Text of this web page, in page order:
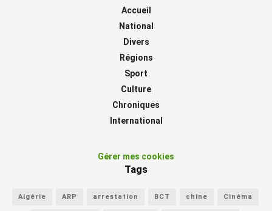
Accueil
National
Divers
Régions
Sport
Culture
Chroniques
International
Gérer mes cookies
Tags
Algérie ARP arrestation BCT chine Cinéma